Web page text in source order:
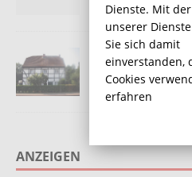
16. März 2020
Letzte
für
4. September 2025
deaktiviert
ANZEIGEN
Dienste. Mit
unserer
Sie sich damit
einverstanden,
Cookies
erfahren